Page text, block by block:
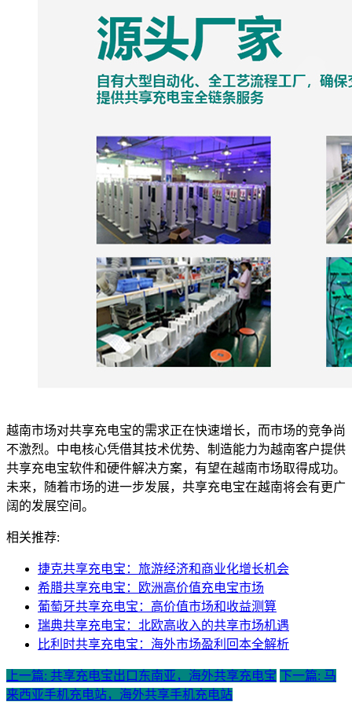
越南市场对共享充电宝的需求正在快速增长，而市场的竞争尚
不激烈。中电核心凭借其技术优势、制造能力为越南客户提供
共享充电宝软件和硬件解决方案，有望在越南市场取得成功。
未来，随着市场的进一步发展，共享充电宝在越南将会有更广
阔的发展空间。
相关推荐:
捷克共享充电宝：旅游经济和商业化增长机会
希腊共享充电宝：欧洲高价值充电宝市场
葡萄牙共享充电宝：高价值市场和收益测算
瑞典共享充电宝：北欧高收入的共享市场机遇
比利时共享充电宝：海外市场盈利回本全解析
上一篇: 共享充电宝出口东南亚，海外共享充电宝 下一篇: 马
来西亚手机充电站，海外共享手机充电站